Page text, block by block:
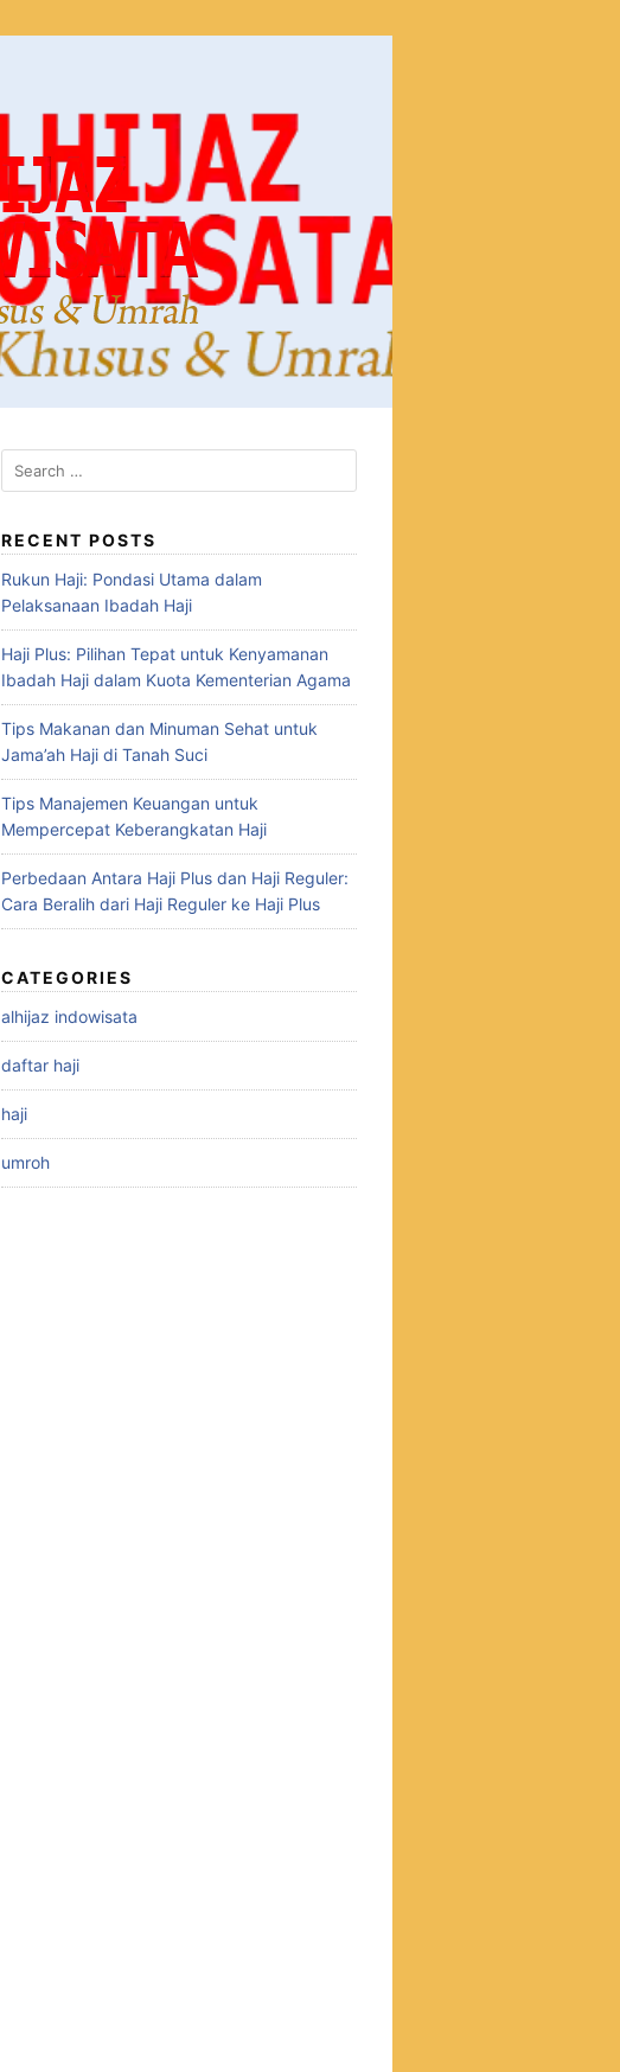
RECENT POSTS
Rukun Haji: Pondasi Utama dalam
Pelaksanaan Ibadah Haji
Haji Plus: Pilihan Tepat untuk Kenyamanan
Ibadah Haji dalam Kuota Kementerian Agama
Tips Makanan dan Minuman Sehat untuk
Jama’ah Haji di Tanah Suci
Tips Manajemen Keuangan untuk
Mempercepat Keberangkatan Haji
Perbedaan Antara Haji Plus dan Haji Reguler:
Cara Beralih dari Haji Reguler ke Haji Plus
CATEGORIES
alhijaz indowisata
daftar haji
haji
umroh